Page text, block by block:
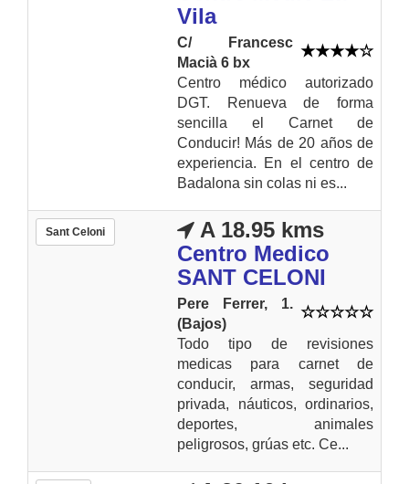
Vila
C/ Francesc
Macià 6 bx
Centro médico autorizado
DGT. Renueva de forma
sencilla el Carnet de
Conducir! Más de 20 años de
experiencia. En el centro de
Badalona sin colas ni es...
Sant Celoni
A 18.95 kms
Centro Medico
SANT CELONI
Pere Ferrer, 1.
(Bajos)
Todo tipo de revisiones
medicas para carnet de
conducir, armas, seguridad
privada, náuticos, ordinarios,
deportes, animales
peligrosos, grúas etc. Ce...